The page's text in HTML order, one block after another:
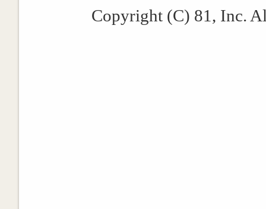
Copyright (C) 81, Inc.